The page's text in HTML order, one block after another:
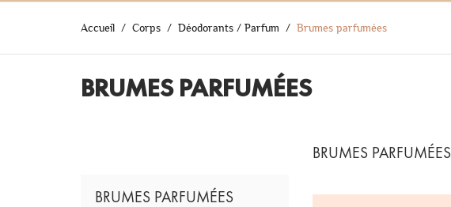
Accueil Corps Déodorants / Parfum Brumes parfumées
BRUMES PARFUMÉES
BRUMES PARFUMÉES
BRUMES PARFUMÉES